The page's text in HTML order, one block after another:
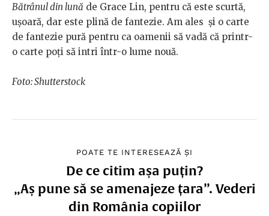
Bătrânul din lună de Grace Lin, pentru că este scurtă,
ușoară, dar este plină de fantezie. Am ales și o carte
de fantezie pură pentru ca oamenii să vadă că printr-
o carte poți să intri într-o lume nouă.
Foto: Shutterstock
POATE TE INTERESEAZĂ ȘI
De ce citim așa puțin?
„Aș pune să se amenajeze țara”. Vederi
din România copiilor